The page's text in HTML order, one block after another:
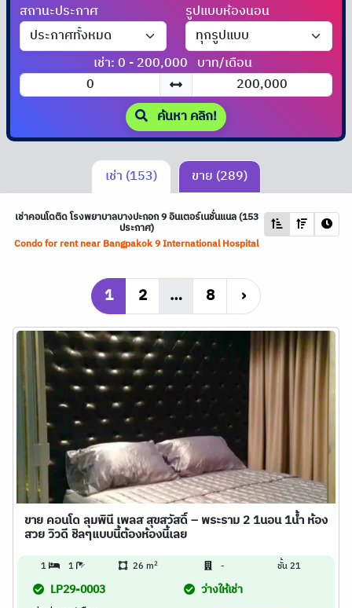
สถานะประกาศ รูปแบบห้องนอน
เช่า: 0 - 200,000 บาท/เดือน
ค้นหา คลิก!
เช่า (153) ขาย (289)
เช่าคอนโดติด โรงพยาบาลบางปะกอก 9 อินเตอร์เนชั่นแนล (153
ประกาศ)
Condo for rent near Bangpakok 9 International Hospital
1 2 … 8 ›
ขาย คอนโด ลุมพินี เพลส สุขสวัสดิ์ – พระราม 2 1นอน 1น้ำ ห้อง
สวย วิวดี ชิลๆแบบนี้ต้องห้องนี้เลย
1 1 26 m2 - ชั้น 21
LP29-0003 ว่างให้เช่า